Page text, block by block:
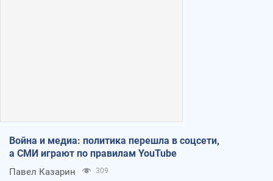
Война и медиа: политика перешла в соцсети,
а СМИ играют по правилам YouTube
Павел Казарин 309